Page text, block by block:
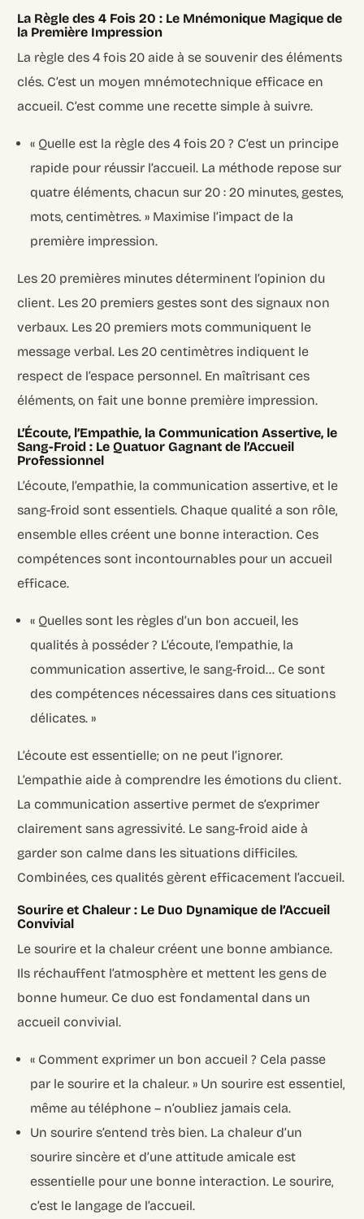
La Règle des 4 Fois 20 : Le Mnémonique Magique de
la Première Impression
La règle des 4 fois 20 aide à se souvenir des éléments
clés. C’est un moyen mnémotechnique efficace en
accueil. C’est comme une recette simple à suivre.
« Quelle est la règle des 4 fois 20 ? C’est un principe
rapide pour réussir l’accueil. La méthode repose sur
quatre éléments, chacun sur 20 : 20 minutes, gestes,
mots, centimètres. » Maximise l’impact de la
première impression.
Les 20 premières minutes déterminent l’opinion du
client. Les 20 premiers gestes sont des signaux non
verbaux. Les 20 premiers mots communiquent le
message verbal. Les 20 centimètres indiquent le
respect de l’espace personnel. En maîtrisant ces
éléments, on fait une bonne première impression.
L’Écoute, l’Empathie, la Communication Assertive, le
Sang-Froid : Le Quatuor Gagnant de l’Accueil
Professionnel
L’écoute, l’empathie, la communication assertive, et le
sang-froid sont essentiels. Chaque qualité a son rôle,
ensemble elles créent une bonne interaction. Ces
compétences sont incontournables pour un accueil
efficace.
« Quelles sont les règles d’un bon accueil, les
qualités à posséder ? L’écoute, l’empathie, la
communication assertive, le sang-froid… Ce sont
des compétences nécessaires dans ces situations
délicates. »
L’écoute est essentielle; on ne peut l’ignorer.
L’empathie aide à comprendre les émotions du client.
La communication assertive permet de s’exprimer
clairement sans agressivité. Le sang-froid aide à
garder son calme dans les situations difficiles.
Combinées, ces qualités gèrent efficacement l’accueil.
Sourire et Chaleur : Le Duo Dynamique de l’Accueil
Convivial
Le sourire et la chaleur créent une bonne ambiance.
Ils réchauffent l’atmosphère et mettent les gens de
bonne humeur. Ce duo est fondamental dans un
accueil convivial.
« Comment exprimer un bon accueil ? Cela passe
par le sourire et la chaleur. » Un sourire est essentiel,
même au téléphone – n’oubliez jamais cela.
Un sourire s’entend très bien. La chaleur d’un
sourire sincère et d’une attitude amicale est
essentielle pour une bonne interaction. Le sourire,
c’est le langage de l’accueil.